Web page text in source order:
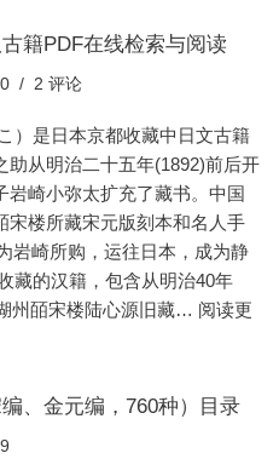
籍PDF在线检索与阅读
2 评论
）是日本京都收藏中日文古籍
助从明治二十五年(1892)前后开
岩崎小弥太扩充了藏书。中国
宋楼所藏宋元版刻本和名人手
岩崎所购，运往日本，成为静
藏的汉籍，包含从明治40年
州皕宋楼陆心源旧藏… 阅读更
、金元编，760种）目录